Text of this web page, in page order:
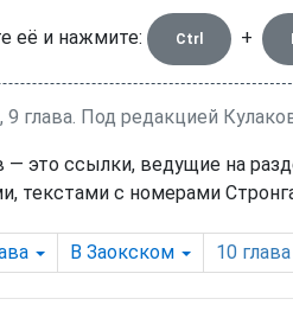
её и нажмите: Ctrl +
глава. Под редакцией
— это ссылки, ведущие на
текстами с номерами
В Заокском 10 глава